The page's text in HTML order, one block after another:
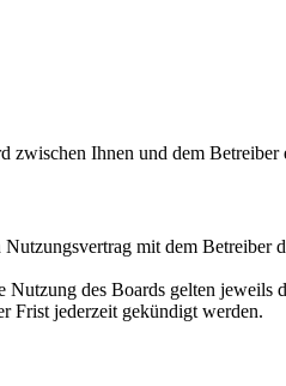
Ihnen und dem Betreiber
mit dem Betreiber
des Boards gelten jeweils
Frist jederzeit gekündigt werden.